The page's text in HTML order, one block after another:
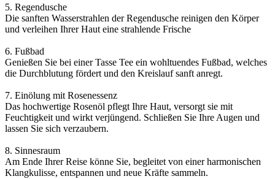
5. Regendusche
Die sanften Wasserstrahlen der Regendusche reinigen den Körper
und verleihen Ihrer Haut eine strahlende Frische
6. Fußbad
Genießen Sie bei einer Tasse Tee ein wohltuendes Fußbad, welches
die Durchblutung fördert und den Kreislauf sanft anregt.
7. Einölung mit Rosenessenz
Das hochwertige Rosenöl pflegt Ihre Haut, versorgt sie mit
Feuchtigkeit und wirkt verjüngend. Schließen Sie Ihre Augen und
lassen Sie sich verzaubern.
8. Sinnesraum
Am Ende Ihrer Reise könne Sie, begleitet von einer harmonischen
Klangkulisse, entspannen und neue Kräfte sammeln.